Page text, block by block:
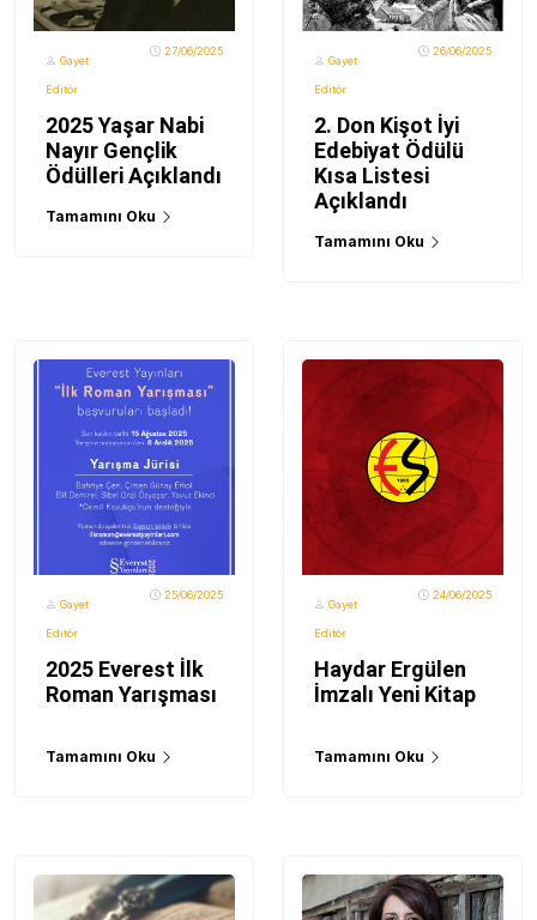
Gayet
Editör
27/06/2025
2025 Yaşar Nabi
Nayır Gençlik
Ödülleri Açıklandı
Tamamını Oku
Gayet
Editör
26/06/2025
2. Don Kişot İyi
Edebiyat Ödülü
Kısa Listesi
Açıklandı
Tamamını Oku
Gayet
Editör
25/06/2025
2025 Everest İlk
Roman Yarışması
Tamamını Oku
Gayet
Editör
24/06/2025
Haydar Ergülen
İmzalı Yeni Kitap
Tamamını Oku